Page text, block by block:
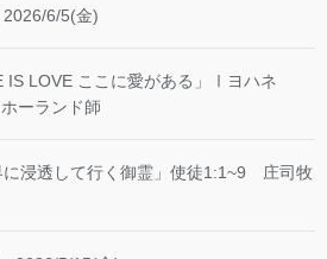
2026/6/5(金)
IS LOVE ここに愛がある」Ⅰヨハネ
ーランド師
に浸透して行く御霊」使徒1:1~9 庄司牧